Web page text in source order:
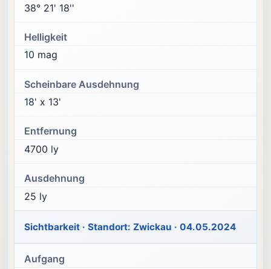
38° 21' 18''
Helligkeit
10 mag
Scheinbare Ausdehnung
18' x 13'
Entfernung
4700 ly
Ausdehnung
25 ly
Sichtbarkeit · Standort: Zwickau · 04.05.2024
Aufgang